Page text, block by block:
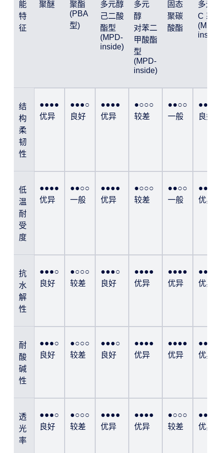
能
特
征
聚醚
聚酯
(PBA
型)
多元醇
己二酸
酯型
(MPD-
inside)
多元
醇
对苯二
甲酸酯
型
(MPD-
inside)
固态
聚碳
酸酯
多元醇
C 系列
(MPD-
inside)
结
构
柔
韧
性
●●●●
优异
●●●○
良好
●●●●
优异
●○○○
较差
●●○○
一般
●●●○
良好
低
温
耐
受
度
●●●●
优异
●●○○
一般
●●●●
优异
●○○○
较差
●●○○
一般
●●●●
优异
抗
水
解
性
●●●○
良好
●○○○
较差
●●●○
良好
●●●●
优异
●●●●
优异
●●●●
优异
耐
酸
碱
性
●●●○
良好
●○○○
较差
●●●○
良好
●●●●
优异
●●●●
优异
●●●●
优异
透
光
率
●●●○
良好
●○○○
较差
●●●●
优异
●●●●
优异
●○○○
较差
●●●●
优异